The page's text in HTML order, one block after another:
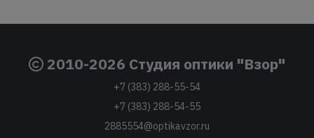
2010-2026 Студия оптики "Взор"
+7 (383) 288-55-54
+7 (383) 288-54-55
2885554@optikavzor.ru